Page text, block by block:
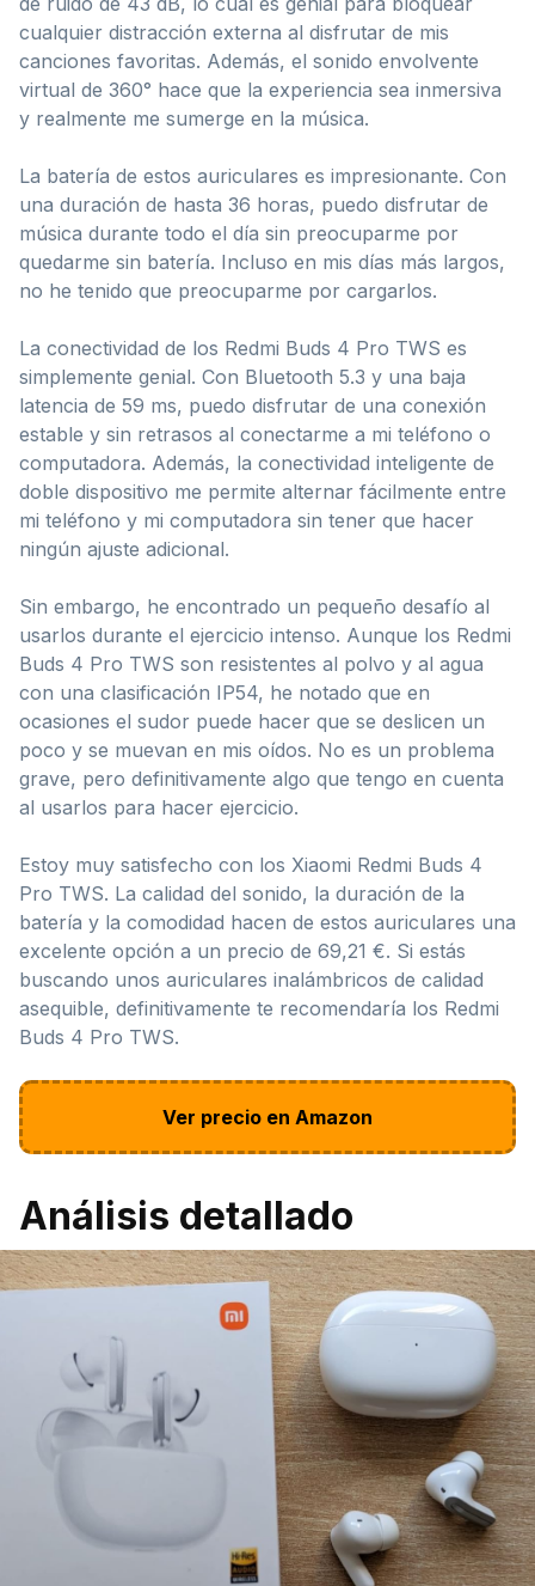
cualquier distracción externa al disfrutar de mis
canciones favoritas. Además, el sonido envolvente
virtual de 360° hace que la experiencia sea inmersiva
y realmente me sumerge en la música.
La batería de estos auriculares es impresionante. Con
una duración de hasta 36 horas, puedo disfrutar de
música durante todo el día sin preocuparme por
quedarme sin batería. Incluso en mis días más largos,
no he tenido que preocuparme por cargarlos.
La conectividad de los Redmi Buds 4 Pro TWS es
simplemente genial. Con Bluetooth 5.3 y una baja
latencia de 59 ms, puedo disfrutar de una conexión
estable y sin retrasos al conectarme a mi teléfono o
computadora. Además, la conectividad inteligente de
doble dispositivo me permite alternar fácilmente entre
mi teléfono y mi computadora sin tener que hacer
ningún ajuste adicional.
Sin embargo, he encontrado un pequeño desafío al
usarlos durante el ejercicio intenso. Aunque los Redmi
Buds 4 Pro TWS son resistentes al polvo y al agua
con una clasificación IP54, he notado que en
ocasiones el sudor puede hacer que se deslicen un
poco y se muevan en mis oídos. No es un problema
grave, pero definitivamente algo que tengo en cuenta
al usarlos para hacer ejercicio.
Estoy muy satisfecho con los Xiaomi Redmi Buds 4
Pro TWS. La calidad del sonido, la duración de la
batería y la comodidad hacen de estos auriculares una
excelente opción a un precio de 69,21 €. Si estás
buscando unos auriculares inalámbricos de calidad
asequible, definitivamente te recomendaría los Redmi
Buds 4 Pro TWS.
Ver precio en Amazon
Análisis detallado